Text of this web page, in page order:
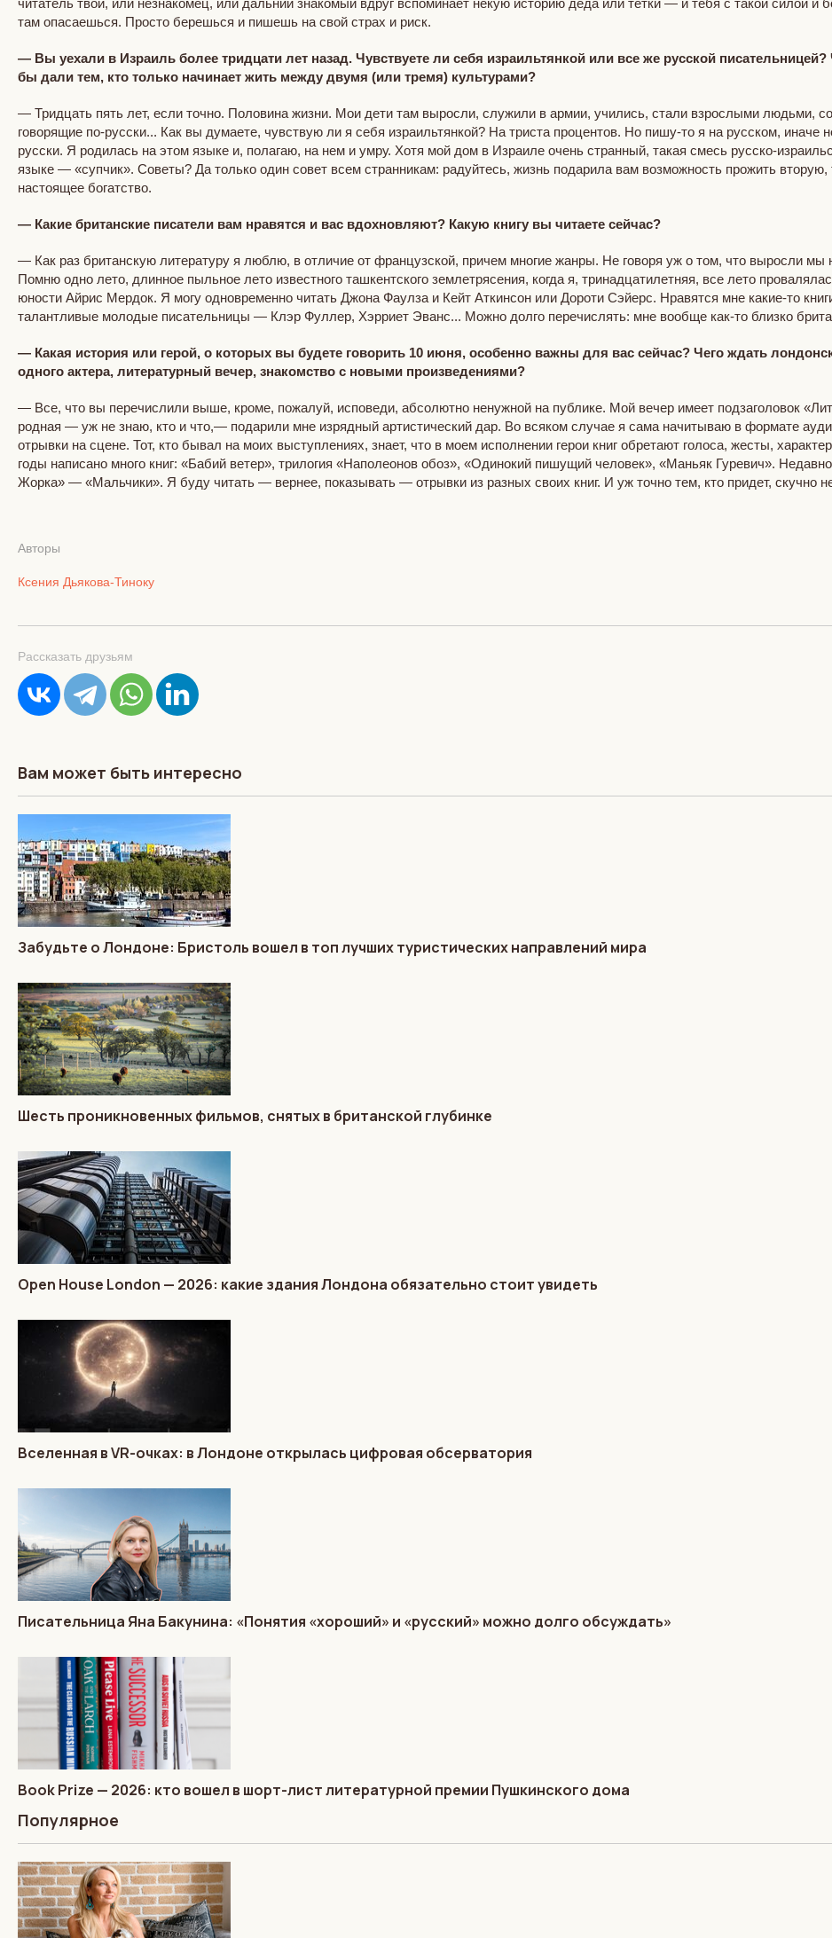
там опасаешься. Просто берешься и пишешь на свой страх и риск.
— Вы уехали в Израиль более тридцати лет назад. Чувствуете ли себя израильтянкой или все же русской
бы дали тем, кто только начинает жить между двумя (или тремя) культурами?
— Тридцать пять лет, если точно. Половина жизни. Мои дети там выросли, служили в армии, учились, стали взрослыми людьми,
говорящие по-русски... Как вы думаете, чувствую ли я себя израильтянкой? На триста процентов. Но пишу-то я на русском,
русски. Я родилась на этом языке и, полагаю, на нем и умру. Хотя мой дом в Израиле очень странный, такая смесь русско-
языке — «супчик». Советы? Да только один совет всем странникам: радуйтесь, жизнь подарила вам возможность прожить
настоящее богатство.
— Какие британские писатели вам нравятся и вас вдохновляют? Какую книгу вы читаете сейчас?
— Как раз британскую литературу я люблю, в отличие от французской, причем многие жанры. Не говоря уж о том, что выросли мы
Помню одно лето, длинное пыльное лето известного ташкентского землетрясения, когда я, тринадцатилетняя, все лето
юности Айрис Мердок. Я могу одновременно читать Джона Фаулза и Кейт Аткинсон или Дороти Сэйерс. Нравятся мне какие-то
талантливые молодые писательницы — Клэр Фуллер, Хэрриет Эванс... Можно долго перечислять: мне вообще как-то близко
— Какая история или герой, о которых вы будете говорить 10 июня, особенно важны для вас сейчас? Чего ждать
одного актера, литературный вечер, знакомство с новыми произведениями?
— Все, что вы перечислили выше, кроме, пожалуй, исповеди, абсолютно ненужной на публике. Мой вечер имеет подзаголовок
родная — уж не знаю, кто и что,— подарили мне изрядный артистический дар. Во всяком случае я сама начитываю в формате
отрывки на сцене. Тот, кто бывал на моих выступлениях, знает, что в моем исполнении герои книг обретают голоса, жесты,
годы написано много книг: «Бабий ветер», трилогия «Наполеонов обоз», «Одинокий пишущий человек», «Маньяк Гуревич».
Жорка» — «Мальчики». Я буду читать — вернее, показывать — отрывки из разных своих книг. И уж точно тем, кто придет, скучно
Авторы
Ксения Дьякова-Тиноку
Рассказать друзьям
Вам может быть интересно
Забудьте о Лондоне: Бристоль вошел в топ лучших туристических направлений мира
Шесть проникновенных фильмов, снятых в британской глубинке
Open House London — 2026: какие здания Лондона обязательно стоит увидеть
Вселенная в VR-очках: в Лондоне открылась цифровая обсерватория
Писательница Яна Бакунина: «Понятия «хороший» и «русский» можно долго обсуждать»
Book Prize — 2026: кто вошел в шорт-лист литературной премии Пушкинского дома
Популярное